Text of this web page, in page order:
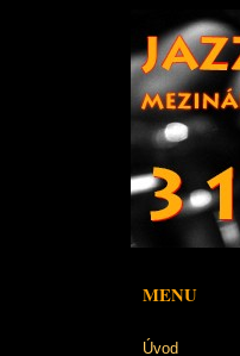
MENU
Úvod